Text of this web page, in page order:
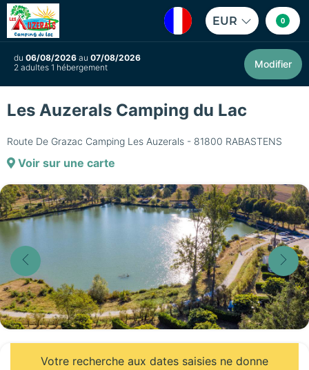
EUR 0
du 06/08/2026 au 07/08/2026
2 adultes 1 hébergement
Modifier
Les Auzerals Camping du Lac
Route De Grazac Camping Les Auzerals - 81800 RABASTENS
Voir sur une carte
Votre recherche aux dates saisies ne donne